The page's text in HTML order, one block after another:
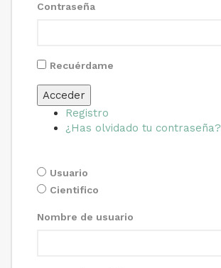
Contraseña
Recuérdame
Acceder
Registro
¿Has olvidado tu contraseña?
Usuario
Cientifico
Nombre de usuario